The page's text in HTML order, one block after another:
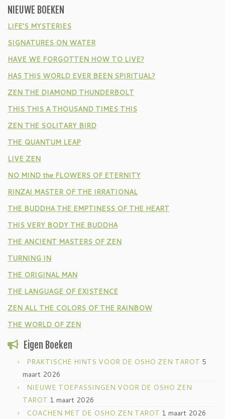
NIEUWE BOEKEN
LIFE’S MYSTERIES
SIGNATURES ON WATER
HAVE WE FORGOTTEN HOW TO LIVE?
HAS THIS WORLD EVER BEEN SPIRITUAL?
ZEN THE DIAMOND THUNDERBOLT
THIS THIS A THOUSAND TIMES THIS
ZEN THE SOLITARY BIRD
THE QUANTUM LEAP
LIVE ZEN
NO MIND the FLOWERS OF ETERNITY
RINZAI MASTER OF THE IRRATIONAL
THE BUDDHA THE EMPTINESS OF THE HEART
THIS VERY BODY THE BUDDHA
THE ANCIENT MASTERS OF ZEN
TURNING IN
THE ORIGINAL MAN
THE LANGUAGE OF EXISTENCE
ZEN ALL THE COLORS OF THE RAINBOW
THE WORLD OF ZEN
Eigen Boeken
PRAKTISCHE HINTS VOOR DE OSHO ZEN TAROT 5
maart 2026
NIEUWE TOEPASSINGEN VOOR DE OSHO ZEN
TAROT 1 maart 2026
COACHEN MET DE OSHO ZEN TAROT 1 maart 2026